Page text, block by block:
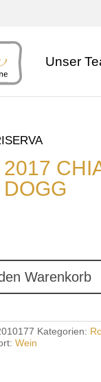
Unser
Warenkorb
Kategorien:
Wein